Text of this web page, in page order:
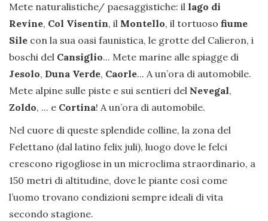
Mete naturalistiche/ paesaggistiche: il lago di
Revine, Col Visentin, il Montello, il tortuoso fiume
Sile con la sua oasi faunistica, le grotte del Calieron, i
boschi del Cansiglio... Mete marine alle spiagge di
Jesolo, Duna Verde, Caorle... A un’ora di automobile.
Mete alpine sulle piste e sui sentieri del Nevegal,
Zoldo, ... e Cortina! A un’ora di automobile.
Nel cuore di queste splendide colline, la zona del
Felettano (dal latino felix juli), luogo dove le felci
crescono rigogliose in un microclima straordinario, a
150 metri di altitudine, dove le piante così come
l’uomo trovano condizioni sempre ideali di vita
secondo stagione.